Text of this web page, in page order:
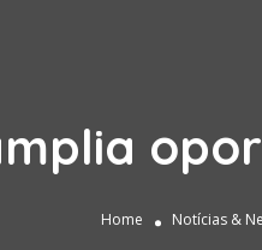
Home Notícias &